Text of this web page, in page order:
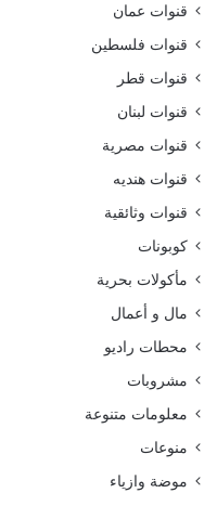
قنوات عمان
قنوات فلسطين
قنوات قطر
قنوات لبنان
قنوات مصرية
قنوات هنديه
قنوات وثائقية
كوبونات
مأكولات بحرية
مال و أعمال
محطات راديو
مشروبات
معلومات متنوعة
منوعات
موضة وازياء